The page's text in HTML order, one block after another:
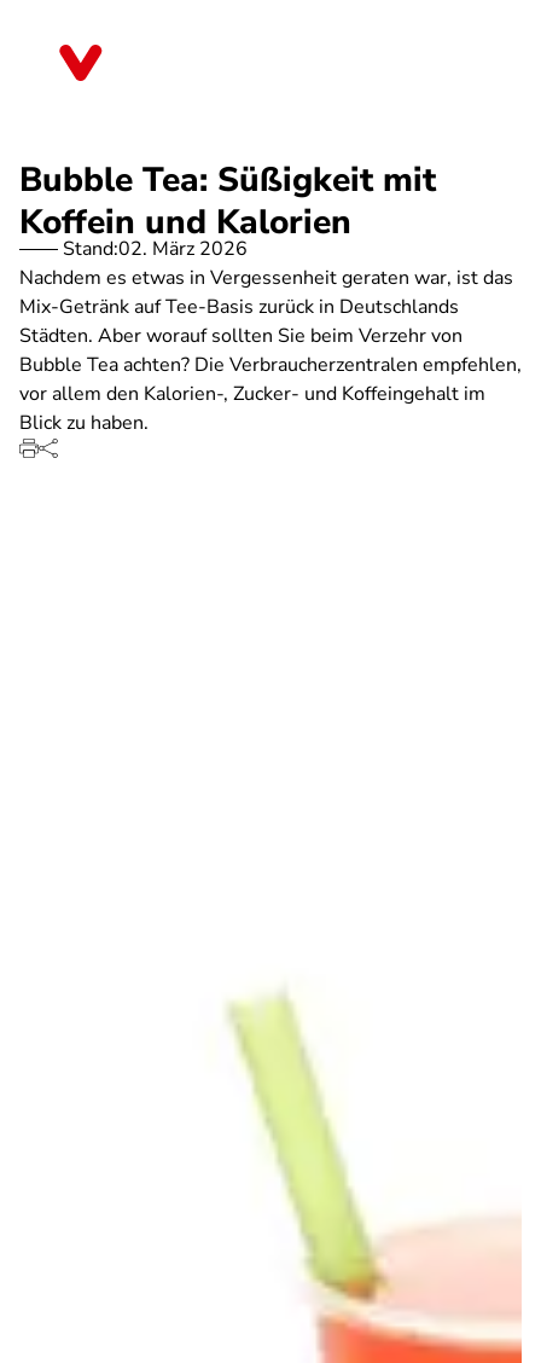
Bubble Tea: Süßigkeit mit
Koffein und Kalorien
Stand:02. März 2026
Nachdem es etwas in Vergessenheit geraten war, ist das
Mix-Getränk auf Tee-Basis zurück in Deutschlands
Städten. Aber worauf sollten Sie beim Verzehr von
Bubble Tea achten? Die Verbraucherzentralen empfehlen,
vor allem den Kalorien-, Zucker- und Koffeingehalt im
Blick zu haben.